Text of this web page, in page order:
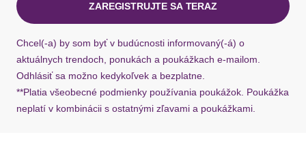
ZAREGISTRUJTE SA TERAZ
Chcel(-a) by som byť v budúcnosti informovaný(-á) o
aktuálnych trendoch, ponukách a poukážkach e-mailom.
Odhlásiť sa možno kedykoľvek a bezplatne.
**Platia všeobecné podmienky používania poukážok. Poukážka
neplatí v kombinácii s ostatnými zľavami a poukážkami.